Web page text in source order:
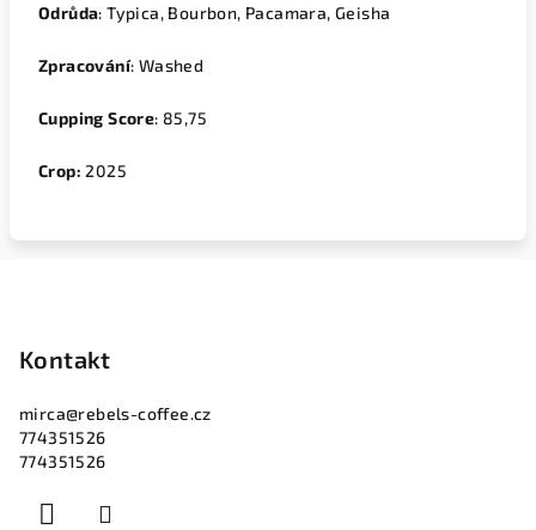
Odrůda: Typica, Bourbon, Pacamara, Geisha
Zpracování: Washed
Cupping Score: 85,75
Crop: 2025
Kontakt
mirca@rebels-coffee.cz
774351526
774351526